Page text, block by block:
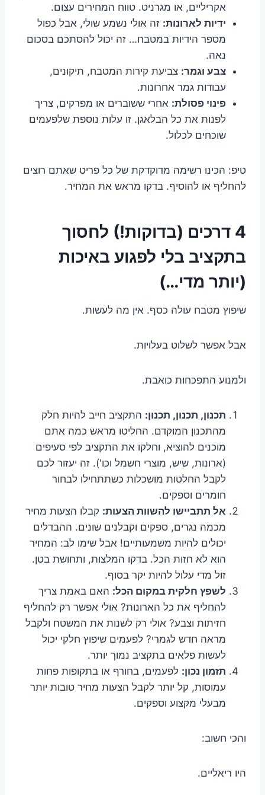
אקריליים, או מגרניט. טווח המחירים עצום.
ידיות לארונות: זה אולי נשמע שולי, אבל כפול
מספר הידיות במטבח… זה יכול להסתכם בסכום
נאה.
צבע וגמר: צביעת קירות המטבח, תיקונים,
עבודות גמר אחרונות.
פינוי פסולת: אחרי ששוברים או מפרקים, צריך
לפנות את כל הבלאגן. זו עלות נוספת שלפעמים
שוכחים לכלול.
טיפ: הכינו רשימה מדוקדקת של כל פריט שאתם רוצים
להחליף או להוסיף. בדקו מראש את המחיר.
4 דרכים (בדוקות!) לחסוך
בתקציב בלי לפגוע באיכות
(יותר מדי…)
שיפוץ מטבח עולה כסף. אין מה לעשות.
אבל אפשר לשלוט בעלויות.
ולמנוע התפכחות כואבת.
תכנון, תכנון, תכנון: התקציב חייב להיות חלק
מהתכנון המוקדם. החליטו מראש כמה אתם
מוכנים להוציא, וחלקו את התקציב לפי סעיפים
(ארונות, שיש, מוצרי חשמל וכו'). זה יעזור לכם
לקבל החלטות מושכלות כשתתחילו לבחור
חומרים וספקים.
אל תתביישו להשוות הצעות: קבלו הצעות מחיר
מכמה נגרים, ספקים וקבלנים שונים. ההבדלים
יכולים להיות משמעותיים! אבל שימו לב: המחיר
הוא לא חזות הכל. בדקו המלצות, ותחושת בטן.
זול מדי עלול להיות יקר בסוף.
לשפץ חלקית במקום הכל: האם באמת צריך
להחליף את כל הארונות? אולי אפשר רק להחליף
חזיתות וצבע? אולי רק לשנות את המשטח ולקבל
מראה חדש לגמרי? לפעמים שיפוץ חלקי יכול
לעשות פלאים בתקציב נמוך יותר.
תזמון נכון: לפעמים, בחורף או בתקופות פחות
עמוסות, קל יותר לקבל הצעות מחיר טובות יותר
מבעלי מקצוע וספקים.
והכי חשוב:
היו ריאליים.